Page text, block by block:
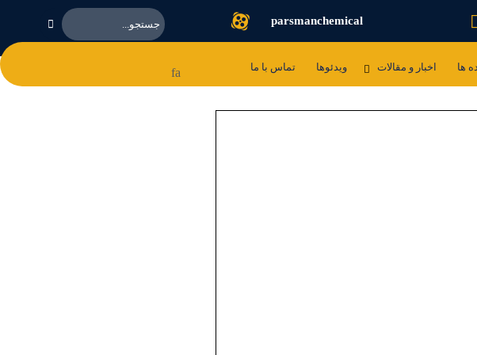
parsmanchemical
ها اخبار و مقالات ویدئوها تماس با ما fa